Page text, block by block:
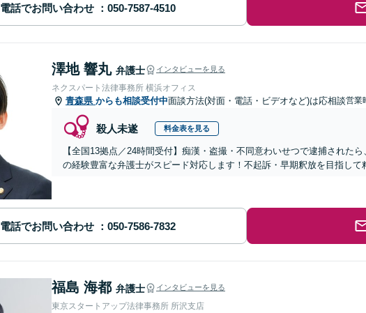
電話でお問い合わせ
澤地 響丸 弁護士 インタビューを見る
ネクスパート法律事務所 横浜オフィス
青森県 からも相談受付中面談方法(対面・電話・ビデオなど)は応相談営業
殺人未遂 料金表を見る
【全国13拠点／24時間受付】痴漢・盗撮・不同意わいせつで逮捕された
の経験豊富な弁護士がスピード対応します！不起訴・早期釈放を目指して
電話でお問い合わせ
福島 海都 弁護士 インタビューを見る
東京スタートアップ法律事務所 所沢支店